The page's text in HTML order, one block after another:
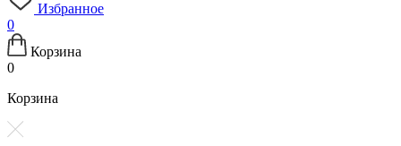
Избранное
0
Корзина
0
Корзина